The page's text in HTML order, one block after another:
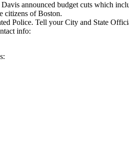
announced budget cuts which
citizens of Boston.
Police. Tell your City and State
info: